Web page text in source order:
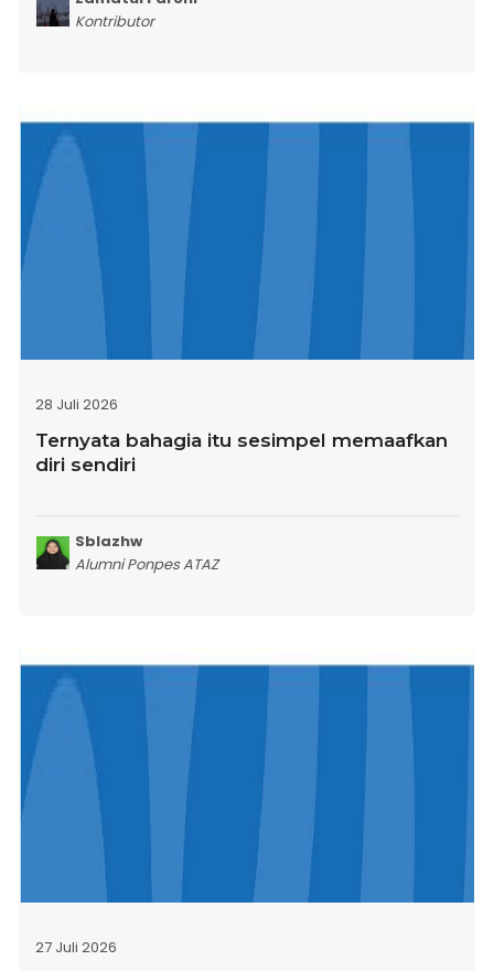
Kontributor
28 Juli 2026
Ternyata bahagia itu sesimpel memaafkan
diri sendiri
Sblazhw
Alumni Ponpes ATAZ
27 Juli 2026